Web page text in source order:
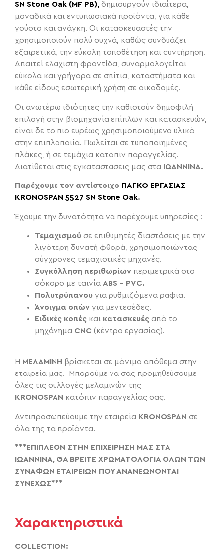
SN Stone Oak (MF PB), δημιουργούν ιδιαίτερα,
μοναδικά και εντυπωσιακά προϊόντα, για κάθε
γούστο και ανάγκη. Οι κατασκευαστές την
χρησιμοποιούν πολύ συχνά, καθώς συνδυάζει
εξαιρετικά, την εύκολη τοποθέτηση και συντήρηση.
Απαιτεί ελάχιστη φροντίδα, συναρμολογείται
εύκολα και γρήγορα σε σπίτια, καταστήματα και
κάθε είδους εσωτερική χρήση σε οικοδομές.
Οι ανωτέρω ιδιότητες την καθιστούν δημοφιλή
επιλογή στην βιομηχανία επίπλων και κατασκευών,
είναι δε το πιο ευρέως χρησιμοποιούμενο υλικό
στην επιπλοποιία. Πωλείται σε τυποποιημένες
πλάκες, ή σε τεμάχια κατόπιν παραγγελίας.
Διατίθεται στις εγκαταστάσεις μας στα ΙΩΑΝΝΙΝΑ.
Παρέχουμε τον αντίστοιχο ΠΑΓΚΟ ΕΡΓΑΣΙΑΣ
KRONOSPAN 5527 SN Stone Oak.
Έχουμε την δυνατότητα να παρέχουμε υπηρεσίες :
Τεμαχισμού σε επιθυμητές διαστάσεις με την
λιγότερη δυνατή φθορά, χρησιμοποιώντας
σύγχρονες τεμαχιστικές μηχανές.
Συγκόλληση περιθωρίων περιμετρικά στο
σόκορο με ταινία ABS – PVC.
Πολυτρύπανου για ρυθμιζόμενα ράφια.
Άνοιγμα οπών για μεντεσέδες.
Ειδικές κοπές και κατασκευές από το
μηχάνημα CNC (κέντρο εργασίας).
H ΜΕΛΑΜΙΝΗ βρίσκεται σε μόνιμο απόθεμα στην
εταιρεία μας. Μπορούμε να σας προμηθεύσουμε
όλες τις συλλογές μελαμινών της
KRONOSPAN κατόπιν παραγγελίας σας.
Αντιπροσωπεύουμε την εταιρεία KRONOSPAN σε
όλα της τα προϊόντα.
***ΕΠΙΠΛΕΟΝ ΣΤΗΝ ΕΠΙΧΕΙΡΗΣΗ ΜΑΣ ΣΤΑ
ΙΩΑΝΝΙΝΑ, ΘΑ ΒΡΕΙΤΕ ΧΡΩΜΑΤΟΛΟΓΙΑ ΟΛΩΝ ΤΩΝ
ΣΥΝΑΦΩΝ ΕΤΑΙΡΕΙΩΝ ΠΟΥ ΑΝΑΝΕΩΝΟΝΤΑΙ
ΣΥΝΕΧΩΣ***
Χαρακτηριστικά
COLLECTION: